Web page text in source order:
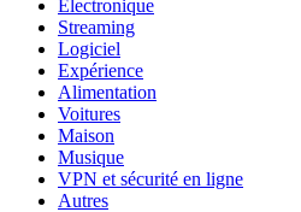
Électronique
Streaming
Logiciel
Expérience
Alimentation
Voitures
Maison
Musique
VPN et sécurité en ligne
Autres